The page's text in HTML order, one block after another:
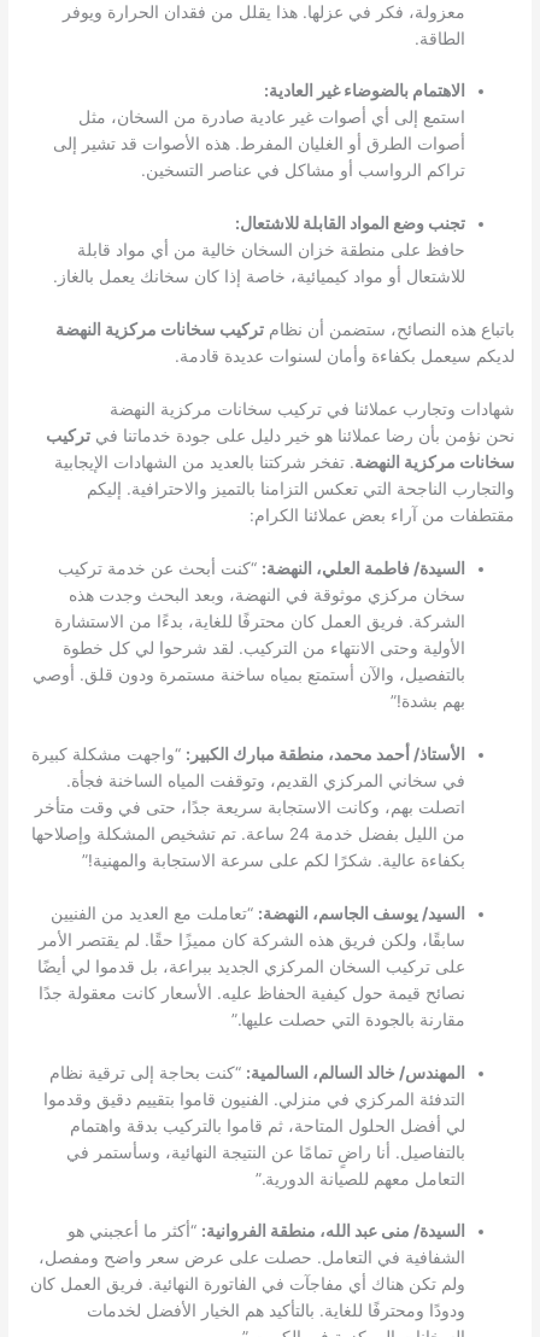
معزولة، فكر في عزلها. هذا يقلل من فقدان الحرارة ويوفر
الطاقة.
الاهتمام بالضوضاء غير العادية:
استمع إلى أي أصوات غير عادية صادرة من السخان، مثل
أصوات الطرق أو الغليان المفرط. هذه الأصوات قد تشير إلى
تراكم الرواسب أو مشاكل في عناصر التسخين.
تجنب وضع المواد القابلة للاشتعال:
حافظ على منطقة خزان السخان خالية من أي مواد قابلة
للاشتعال أو مواد كيميائية، خاصة إذا كان سخانك يعمل بالغاز.
باتباع هذه النصائح، ستضمن أن نظامتركيب سخانات مركزية النهضة
لديكم سيعمل بكفاءة وأمان لسنوات عديدة قادمة.
شهادات وتجارب عملائنا في تركيب سخانات مركزية النهضة
نحن نؤمن بأن رضا عملائنا هو خير دليل على جودة خدماتنا فيتركيب
سخانات مركزية النهضة. تفخر شركتنا بالعديد من الشهادات الإيجابية
والتجارب الناجحة التي تعكس التزامنا بالتميز والاحترافية. إليكم
مقتطفات من آراء بعض عملائنا الكرام:
السيدة/ فاطمة العلي، النهضة: “كنت أبحث عن خدمة تركيب
سخان مركزي موثوقة في النهضة، وبعد البحث وجدت هذه
الشركة. فريق العمل كان محترفًا للغاية، بدءًا من الاستشارة
الأولية وحتى الانتهاء من التركيب. لقد شرحوا لي كل خطوة
بالتفصيل، والآن أستمتع بمياه ساخنة مستمرة ودون قلق. أوصي
بهم بشدة!”
الأستاذ/ أحمد محمد، منطقة مبارك الكبير: “واجهت مشكلة كبيرة
في سخاني المركزي القديم، وتوقفت المياه الساخنة فجأة.
اتصلت بهم، وكانت الاستجابة سريعة جدًا، حتى في وقت متأخر
من الليل بفضل خدمة 24 ساعة. تم تشخيص المشكلة وإصلاحها
بكفاءة عالية. شكرًا لكم على سرعة الاستجابة والمهنية!”
السيد/ يوسف الجاسم، النهضة: “تعاملت مع العديد من الفنيين
سابقًا، ولكن فريق هذه الشركة كان مميزًا حقًا. لم يقتصر الأمر
على تركيب السخان المركزي الجديد ببراعة، بل قدموا لي أيضًا
نصائح قيمة حول كيفية الحفاظ عليه. الأسعار كانت معقولة جدًا
مقارنة بالجودة التي حصلت عليها.”
المهندس/ خالد السالم، السالمية: “كنت بحاجة إلى ترقية نظام
التدفئة المركزي في منزلي. الفنيون قاموا بتقييم دقيق وقدموا
لي أفضل الحلول المتاحة، ثم قاموا بالتركيب بدقة واهتمام
بالتفاصيل. أنا راضٍ تمامًا عن النتيجة النهائية، وسأستمر في
التعامل معهم للصيانة الدورية.”
السيدة/ منى عبد الله، منطقة الفروانية: “أكثر ما أعجبني هو
الشفافية في التعامل. حصلت على عرض سعر واضح ومفصل،
ولم تكن هناك أي مفاجآت في الفاتورة النهائية. فريق العمل كان
ودودًا ومحترفًا للغاية. بالتأكيد هم الخيار الأفضل لخدمات